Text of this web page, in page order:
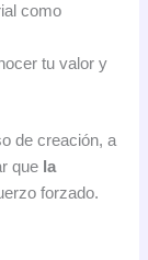
como
tu valor y
de creación, a
que la
forzado.